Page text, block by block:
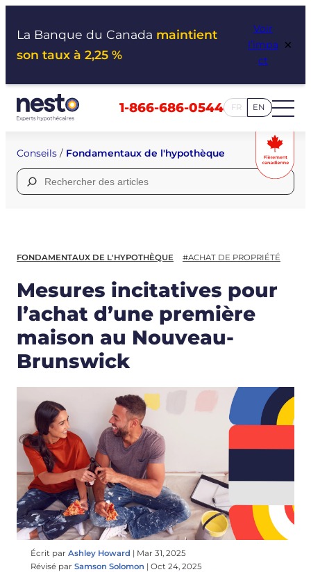
La Banque du Canada maintient
son taux à 2,25 %
Voir
l’impa
ct
×
1-866-686-0544 FR EN
Conseils / Fondamentaux de l'hypothèque
Rechercher :
FONDAMENTAUX DE L'HYPOTHÈQUE #ACHAT DE PROPRIÉTÉ
Mesures incitatives pour
l’achat d’une première
maison au Nouveau-
Brunswick
Écrit par Ashley Howard | Mar 31, 2025
Révisé par Samson Solomon | Oct 24, 2025